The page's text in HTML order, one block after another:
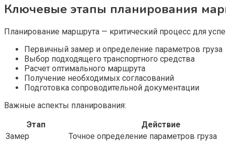
Ключевые этапы планирования
Планирование маршрута — критический процесс для
Первичный замер и определение параметров груза
Выбор подходящего транспортного средства
Расчет оптимального маршрута
Получение необходимых согласований
Подготовка сопроводительной документации
Важные аспекты планирования:
Этап
Действие
Замер
Точное определение параметров груза